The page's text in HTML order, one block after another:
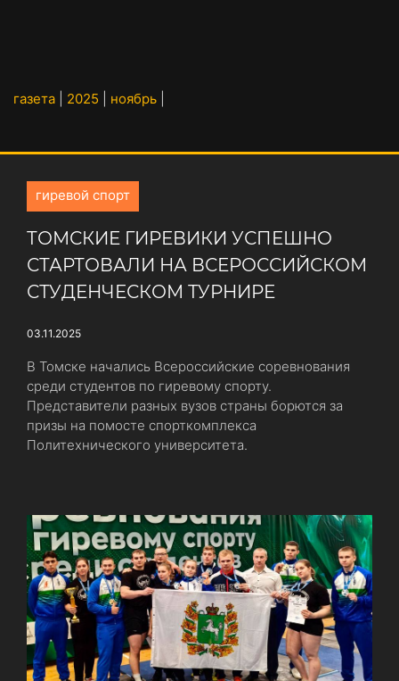
газета 2025 ноябрь
гиревой спорт
ТОМСКИЕ ГИРЕВИКИ УСПЕШНО
СТАРТОВАЛИ НА ВСЕРОССИЙСКОМ
СТУДЕНЧЕСКОМ ТУРНИРЕ
03.11.2025
В Томске начались Всероссийские соревнования
среди студентов по гиревому спорту.
Представители разных вузов страны борются за
призы на помосте спорткомплекса
Политехнического университета.